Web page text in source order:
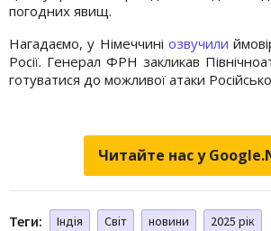
погодних явищ.
Нагадаємо, у Німеччині озвучили
Росії. Генерал ФРН закликав
готуватися до можливої атаки
Читайте нас у
Теги: Індія Світ новини 2025 рік